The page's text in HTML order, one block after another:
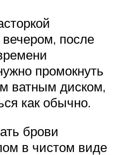
после
промокнуть
ватным диском,
как обычно.
брови
в чистом виде